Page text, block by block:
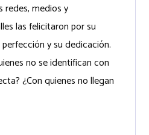
redes, medios y
las felicitaron por su
y su dedicación.
no se identifican con
¿Con quienes no llegan